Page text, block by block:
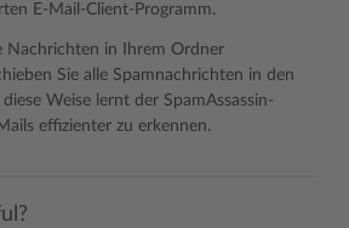
E-Mail-Client-Programm.
Nachrichten in Ihrem Ordner
Sie alle Spamnachrichten in den
Weise lernt der SpamAssassin-
effizienter zu erkennen.